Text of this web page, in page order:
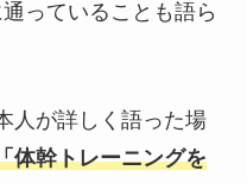
っていることも語ら
人が詳しく語った場
体幹トレーニングを